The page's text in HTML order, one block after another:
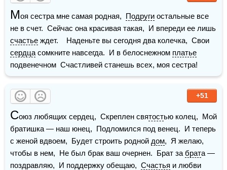
Моя сестра мне самая родная, Подруги остальные все
счастье
сердца сомкните навсегда.  И в белоснежном платье
подвенечном  Счастливей станешь всех, моя сестра!
+51
Союз любящих сердец,  Скреплен святостью колец,  Мой
братишка — наш юнец,  Подломился под венец.  И теперь
с женой вдвоем,  Будет строить родной дом,  Я желаю,
чтобы в нем,  Не был брак ваш очернен.  Брат за брата —
поздравляю,  И поддержку обещаю, Счастья и любви